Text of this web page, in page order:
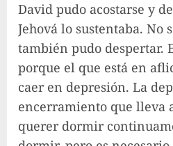
David pudo acostarse y
Jehová lo sustentaba. No
también pudo despertar.
porque el que está en
caer en depresión. La
encerramiento que lleva
querer dormir